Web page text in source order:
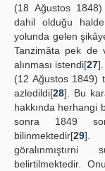
(18 Ağustos 1848)
dahil olduğu
yolunda gelen
Tanzimâta pek de
alınması istendi[27
(12 Ağustos 1849)
azledildi[28]. Bu
hakkında herhangi
sonra 1849
bilinmektedir[29].
göralınmıştırni
belirtilmektedir.